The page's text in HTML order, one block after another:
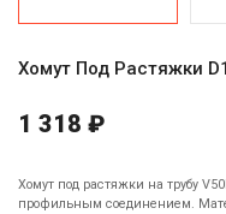
Хомут Под Растяжки
1 318 ₽
Хомут под растяжки на трубу
профильным соединением.